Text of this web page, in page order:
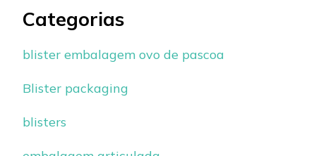
Categorias
blister embalagem ovo de pascoa
Blister packaging
blisters